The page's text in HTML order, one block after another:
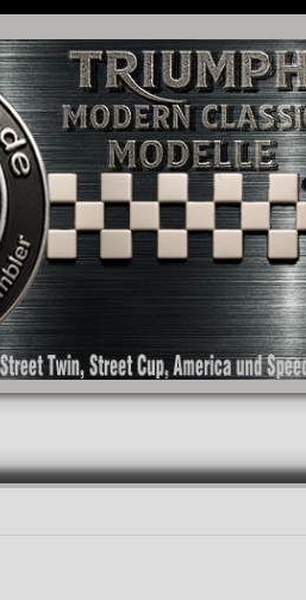
Bonneville, Thruxton, Scrambler,